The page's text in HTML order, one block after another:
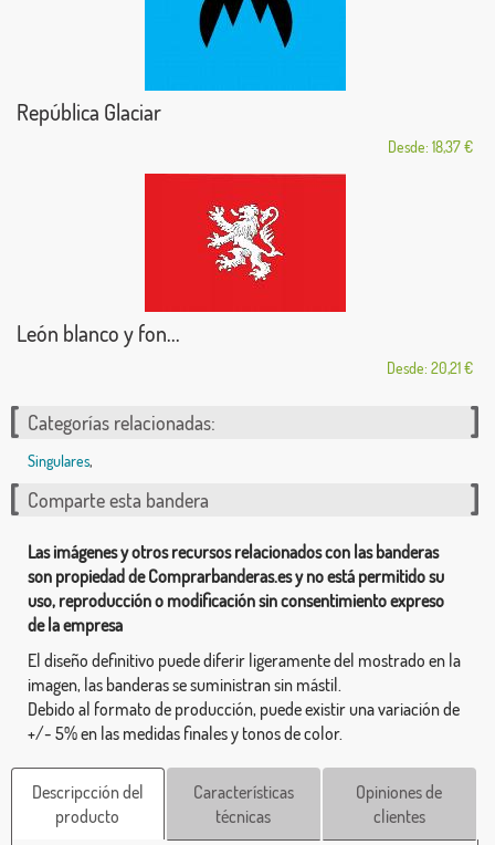
República Glaciar
Desde: 18,37 €
León blanco y fon...
Desde: 20,21 €
Categorías relacionadas:
Singulares,
Comparte esta bandera
Las imágenes y otros recursos relacionados con las banderas
son propiedad de Comprarbanderas.es y no está permitido su
uso, reproducción o modificación sin consentimiento expreso
de la empresa
El diseño definitivo puede diferir ligeramente del mostrado en la
imagen, las banderas se suministran sin mástil.
Debido al formato de producción, puede existir una variación de
+/- 5% en las medidas finales y tonos de color.
Descripcción del
producto
Características
técnicas
Opiniones de
clientes